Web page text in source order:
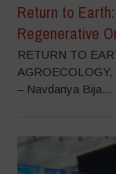
Return to
Regenerative
RETURN TO
– Navdanya Bija...